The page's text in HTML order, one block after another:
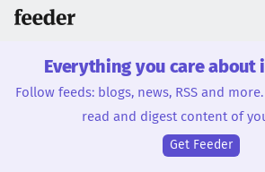
Everything you care about
Follow feeds: blogs, news, RSS and
read and digest content of
Get Feeder